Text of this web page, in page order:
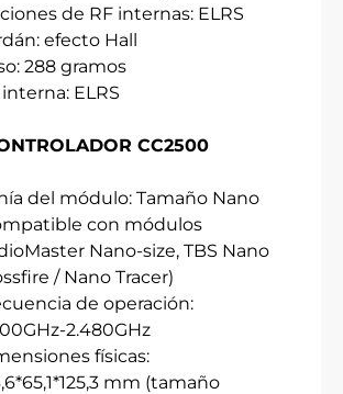
de RF internas: ELRS
efecto Hall
288 gramos
interna: ELRS
CC2500
del módulo: Tamaño Nano
con módulos
Nano-size, TBS Nano
/ Nano Tracer)
de operación:
2.480GHz
físicas:
mm (tamaño